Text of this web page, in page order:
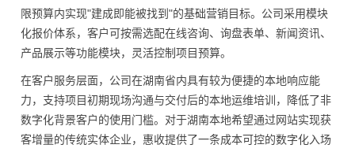
限预算内实现"建成即能被找到"的基础营销目标。公司采用模块
化报价体系，客户可按需选配在线咨询、询盘表单、新闻资讯、
产品展示等功能模块，灵活控制项目预算。
在客户服务层面，公司在湖南省内具有较为便捷的本地响应能
力，支持项目初期现场沟通与交付后的本地运维培训，降低了非
数字化背景客户的使用门槛。对于湖南本地希望通过网站实现获
客增量的传统实体企业，惠收提供了一条成本可控的数字化入场